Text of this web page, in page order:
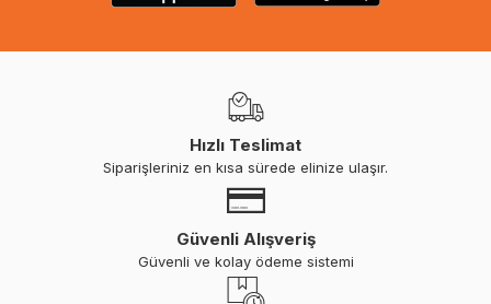
Hızlı Teslimat
Siparişleriniz en kısa sürede elinize ulaşır.
Güvenli Alışveriş
Güvenli ve kolay ödeme sistemi